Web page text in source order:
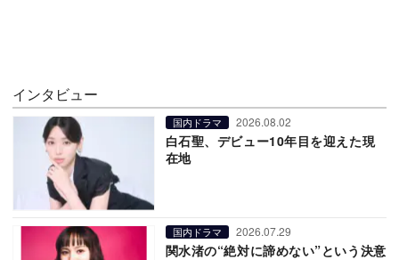
インタビュー
国内ドラマ 2026.08.02
白石聖、デビュー10年目を迎えた現
在地
国内ドラマ 2026.07.29
関水渚の“絶対に諦めない”という決意